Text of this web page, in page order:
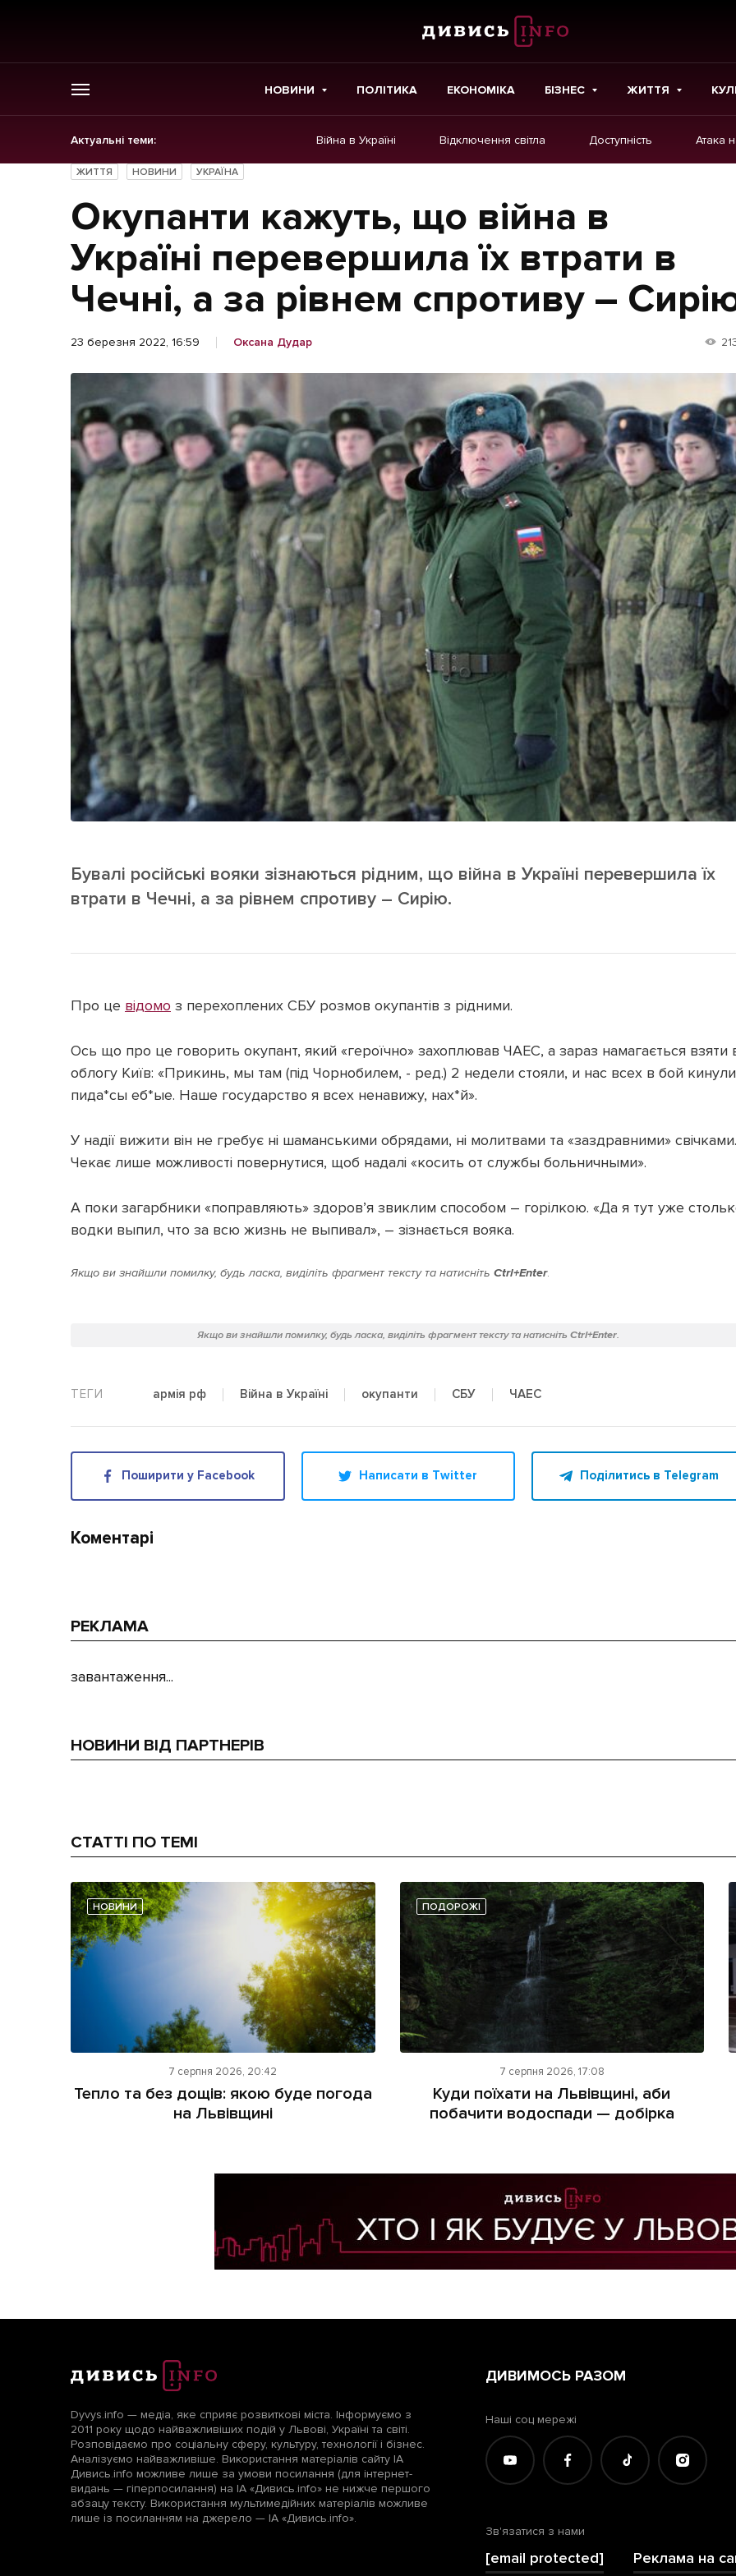
НОВИНИ ПОЛІТИКА ЕКОНОМІКА БІЗНЕС ЖИТТЯ
Актуальні теми: Війна в Україні Відключення світла Доступність Атака
ГОЛОВНЕ
Новини
Політика
Економіка
Бізнес
Життя
Культура
Афіша
Картки
Репортаж
Розслідування
Погляди
Лонгріди
[email protected]
Політика
ЖИТТЯ НОВИНИ УКРАЇНА
Окупанти кажуть, що війна в
Україні перевершила їх втрати в
Чечні, а за рівнем спротиву –
23 березня 2022, 16:59 Оксана Дудар
Бувалі російські вояки зізнаються рідним, що війна в Україні перевершила їх
втрати в Чечні, а за рівнем спротиву – Сирію.
Про це відомо з перехоплених СБУ розмов окупантів з рідними.
Ось що про це говорить окупант, який «героїчно» захоплював ЧАЕС, а зараз намагається взяти
облогу Київ: «Прикинь, мы там (під Чорнобилем, - ред.) 2 недели стояли, и нас всех в бой кинули
пида*сы еб*ые. Наше государство я всех ненавижу, нах*й».
У надії вижити він не гребує ні шаманськими обрядами, ні молитвами та «заздравними»
Чекає лише можливості повернутися, щоб надалі «косить от службы больничными».
А поки загарбники «поправляють» здоров’я звиклим способом – горілкою. «Да я тут уже
водки выпил, что за всю жизнь не выпивал», – зізнається вояка.
Якщо ви знайшли помилку, будь ласка, виділіть фрагмент тексту та натисніть Ctrl+Enter.
Якщо ви знайшли помилку, будь ласка, виділіть фрагмент тексту та натисніть Ctrl+Enter.
армія рф Війна в Україні окупанти СБУ ЧАЕС
Поширити у Facebook Написати в Twitter Поділитись в Telegram
Коментарі
РЕКЛАМА
завантаження...
НОВИНИ ВІД ПАРТНЕРІВ
СТАТТІ ПО ТЕМІ
НОВИНИ
7 серпня 2026, 20:42
Тепло та без дощів: якою буде погода
на Львівщині
ПОДОРОЖІ
7 серпня 2026, 17:08
Куди поїхати на Львівщині, аби
побачити водоспади — добірка
Dyvys.info — медіа, яке сприяє розвиткові міста. Інформуємо з
2011 року щодо найважливіших подій у Львові, Україні та світі.
Розповідаємо про соціальну сферу, культуру, технології і бізнес.
Аналізуємо найважливіше. Використання матеріалів сайту ІА
Дивись.info можливе лише за умови посилання (для інтернет-
видань — гіперпосилання) на ІА «Дивись.info» не нижче першого
абзацу тексту. Використання мультимедійних матеріалів можливе
лише із посиланням на джерело — ІА «Дивись.info».
ДИВИМОСЬ РАЗОМ
Наші соц мережі
Зв'язатися з нами
[email protected] Реклама на